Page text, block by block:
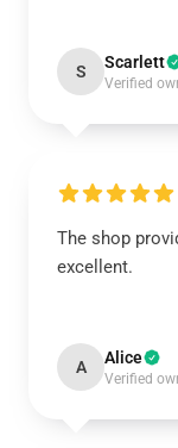
S Scarlett
Verified
The shop
excellent.
A Alice
Verified